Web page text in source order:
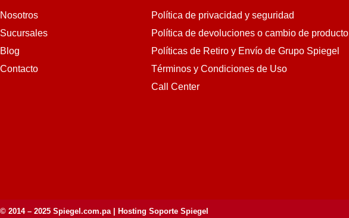
Nosotros
Sucursales
Blog
Contacto
Política de privacidad y seguridad
Política de devoluciones o cambio de producto
Políticas de Retiro y Envío de Grupo Spiegel
Términos y Condiciones de Uso
Call Center
© 2014 – 2025 Spiegel.com.pa| Hosting Soporte Spiegel